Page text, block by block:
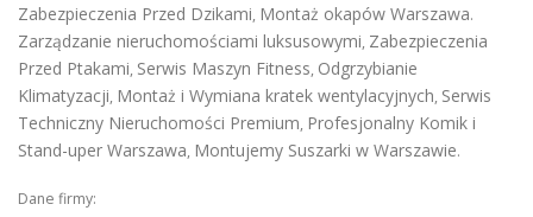
Zabezpieczenia Przed Dzikami, Montaż okapów Warszawa.
Zarządzanie nieruchomościami luksusowymi, Zabezpieczenia
Przed Ptakami, Serwis Maszyn Fitness, Odgrzybianie
Klimatyzacji, Montaż i Wymiana kratek wentylacyjnych, Serwis
Techniczny Nieruchomości Premium, Profesjonalny Komik i
Stand-uper Warszawa, Montujemy Suszarki w Warszawie.
Dane firmy: